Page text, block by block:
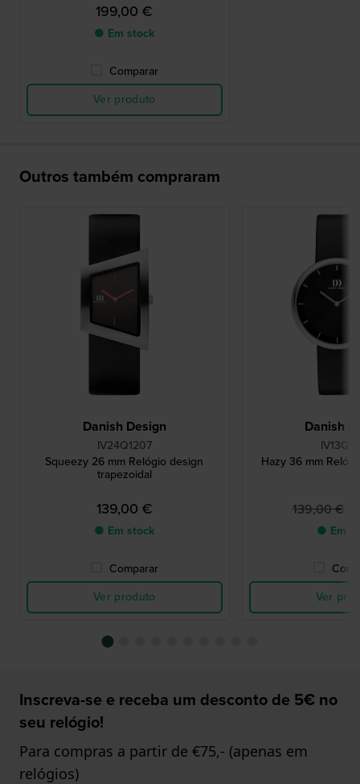
199,00 €
● Em stock
Comparar
Ver produto
Outros também compraram
Danish Design
IV24Q1207
Squeezy 26 mm Relógio design
trapezoidal
139,00 €
● Em stock
Comparar
Ver produto
Danish
Hazy 36 mm
139,00 €
● Em
Ver
Inscreva-se e receba um desconto de 5€ no
seu relógio!
Para compras a partir de €75,- (apenas em
relógios)